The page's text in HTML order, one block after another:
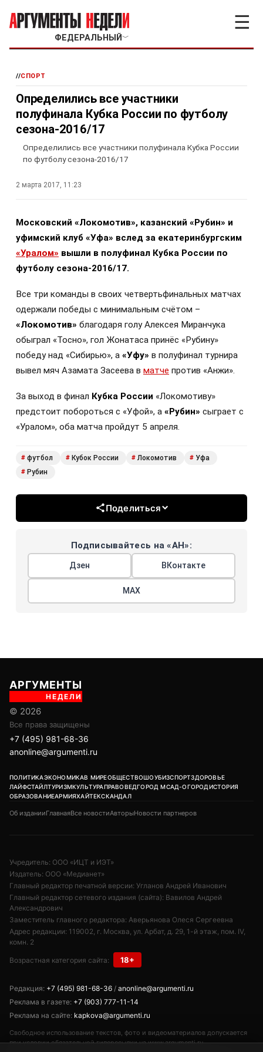
ФЕДЕРАЛЬНЫЙ ﹀
☰
//СПОРТ
Определились все участники
полуфинала Кубка России по футболу
сезона-2016/17
Определились все участники полуфинала Кубка России
по футболу сезона-2016/17
2 марта 2017, 11:23
Московский «Локомотив», казанский «Рубин» и
уфимский клуб «Уфа» вслед за екатеринбургским
«Уралом» вышли в полуфинал Кубка России по
футболу сезона-2016/17.
Все три команды в своих четвертьфинальных матчах
одержали победы с минимальным счётом –
«Локомотив» благодаря голу Алексея Миранчука
обыграл «Тосно», гол Жонатаса принёс «Рубину»
победу над «Сибирью», а «Уфу» в полуфинал турнира
вывел мяч Азамата Засеева в матче против «Анжи».
За выход в финал Кубка России «Локомотиву»
предстоит побороться с «Уфой», а «Рубин» сыграет с
«Уралом», оба матча пройдут 5 апреля.
# футбол # Кубок России # Локомотив # Уфа
# Рубин
Поделиться
Подписывайтесь на «АН»:
Дзен ВКонтакте
МАХ
АРГУМЕНТЫ
НЕДЕЛИ
© 2026
Все права защищены
+7 (495) 981-68-36
anonline@argumenti.ru
ПОЛИТИКАЭКОНОМИКАВ МИРЕОБЩЕСТВОШОУБИЗСПОРТЗДОРОВЬЕ
ЛАЙФСТАЙЛТУРИЗМКУЛЬТУРАПРАВОВЕДГОРОД МСАД-ОГОРОДИСТОРИЯ
ОБРАЗОВАНИЕАРМИЯХАЙТЕКСКАНДАЛ
Об изданииГлавнаяВсе новостиАвторыНовости партнеров
Учредитель: ООО «ИЦТ и ИЭТ»
Издатель: ООО «Медианет»
Главный редактор печатной версии: Угланов Андрей Иванович
Главный редактор сетевого издания (сайта): Вавилов Андрей
Александрович
Заместитель главного редактора: Аверьянова Олеся Сергеевна
Адрес редакции: 119002, г. Москва, ул. Арбат, д. 29, 1-й этаж, пом. IV,
комн. 2
Возрастная категория сайта: 18+
Редакция: +7 (495) 981-68-36 / anonline@argumenti.ru
Реклама в газете: +7 (903) 777-11-14
Реклама на сайте: kapkova@argumenti.ru
Свободное использование текстов, фото и видеоматериалов допускается
при условии обязательной гиперссылки на www.argumenti.ru.